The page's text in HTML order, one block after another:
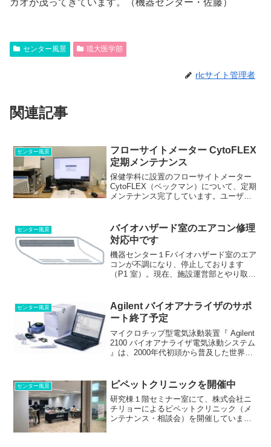
センター風景 琉大医学部
rlcサイト管理者
関連記事
センター風景
フローサイトメーター CytoFLEX
定期メンテナンス
保健学科に設置のフローサイトメーター
CytoFLEX（ベックマン）について、定期
メンテナンス完了しています。ユーザー
ース液のみ、残り少なくなっていますの
で、2024....
センター風景
バイオハザード室のエアコン修理
対応中です
機器センター１Fバイオハザード室のエア
コンが不調になり、停止しております
（P1 室）。現在、施設運営部とやり取り
て機器の維持はおそらく大丈夫かと思い
ます。まだ涼しい季節...
センター風景
Agilent バイオアナライザのサポ
ート終了予定
マイクロチップ型電気泳動装置『 Agilent
2100 バイオアナライザ電気泳動システム
』は、2000年代初頭から普及した世界的
2F）。 核酸、タンパク質、細胞の...
センター風景 ピペットクリニックを開催中
研究棟１階セミナー室にて、株式会社ニ
チリョーによるピペットクリニック（メ
ンテナンス・相談会）を開催しています